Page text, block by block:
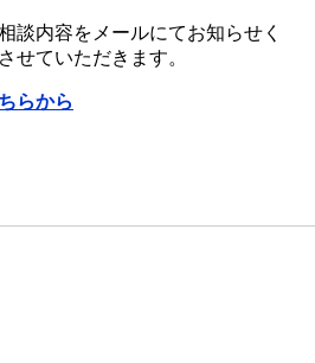
談内容をメールにてお知らせく
せていただきます。
らから